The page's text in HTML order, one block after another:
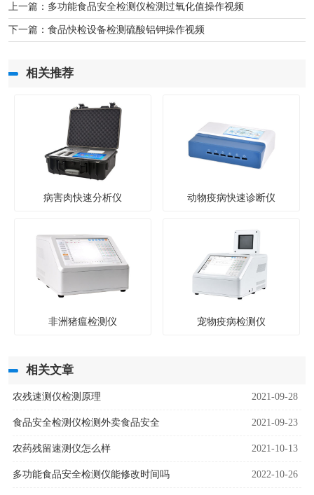
上一篇： 多功能食品安全检测仪检测过氧化值操作视频
下一篇： 食品快检设备检测硫酸铝钾操作视频
相关推荐
病害肉快速分析仪 动物疫病快速诊断仪
非洲猪瘟检测仪 宠物疫病检测仪
相关文章
农残速测仪检测原理 2021-09-28
食品安全检测仪检测外卖食品安全 2021-09-23
农药残留速测仪怎么样 2021-10-13
多功能食品安全检测仪能修改时间吗 2022-10-26